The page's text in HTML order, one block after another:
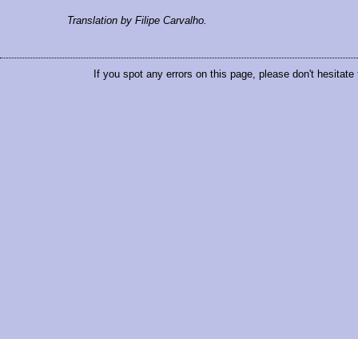
Translation by Filipe Carvalho.
If you spot any errors on this page, please don't